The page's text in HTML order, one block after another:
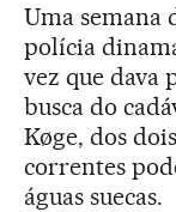
Uma semana
polícia
vez que dava
busca do
Køge, dos
correntes
águas suecas.